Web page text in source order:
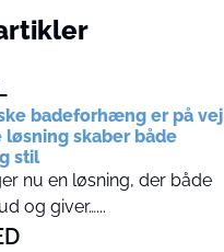
badeforhæng er på vej
løsning skaber både
stil
nu en løsning, der både
og giver…...